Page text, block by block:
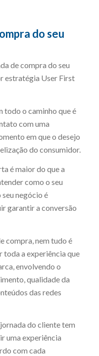
do seu
de compra do seu
estratégia User First
todo o caminho que é
com uma
em que o desejo
do consumidor.
é maior do que a
como o seu
negócio é
garantir a conversão
compra, nem tudo é
toda a experiência que
envolvendo o
qualidade da
das redes
do cliente tem
uma experiência
com cada